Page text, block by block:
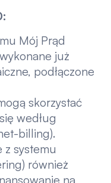
Mój Prąd
już
podłączone
skorzystać
według
billing).
z systemu
również
na